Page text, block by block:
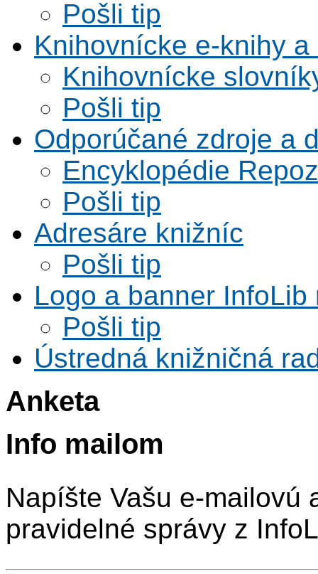
Pošli tip
Knihovnícke e-knihy
Knihovnícke
Pošli tip
Odporúčané zdroje a
Encyklopédie
Pošli tip
Adresáre knižníc
Pošli tip
Logo a banner InfoLib
Pošli tip
Ústredná knižničná
Anketa
Info mailom
Napíšte Vašu e-mailovú
pravidelné správy z